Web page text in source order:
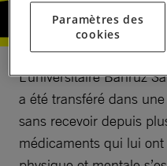
L’universitaire Bahruz
a été transféré dans
sans recevoir depuis
médicaments qui lui
Paramètres des
cookies